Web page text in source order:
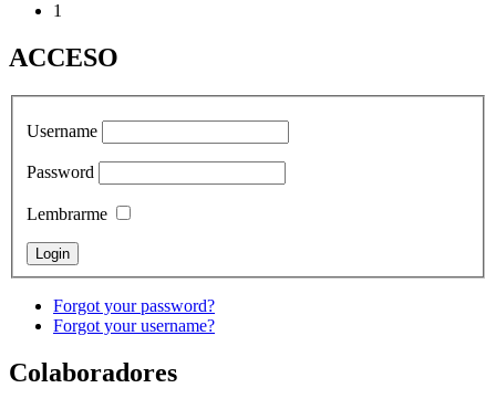
1
ACCESO
Username
Password
Lembrarme
Forgot your password?
Forgot your username?
Colaboradores